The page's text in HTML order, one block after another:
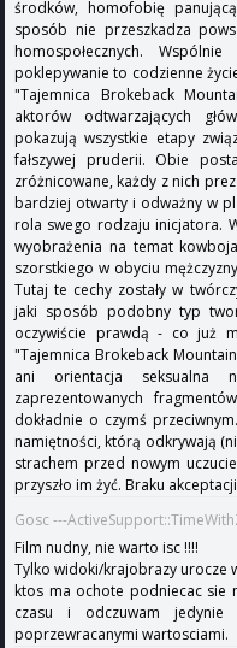
środków, homofobię
sposób nie przeszkadza
homospołecznych.
poklepywanie to codzienne
"Tajemnica Brokeback
aktorów odtwarzających
pokazują wszystkie etapy
fałszywej pruderii. Obie
zróżnicowane, każdy z nich
bardziej otwarty i odważny w
rola swego rodzaju inicjatora.
wyobrażenia na temat
szorstkiego w obyciu
Tutaj te cechy zostały w
jaki sposób podobny typ
oczywiście prawdą - co już
"Tajemnica Brokeback
ani orientacja seksualna
zaprezentowanych
dokładnie o czymś
namiętności, którą odkrywają
strachem przed nowym
przyszło im żyć. Braku
Gosc ---
Film nudny, nie warto isc !!!!
Tylko widoki/krajobrazy urocze
ktos ma ochote podniecac sie
czasu i odczuwam
poprzewracanymi wartosciami.